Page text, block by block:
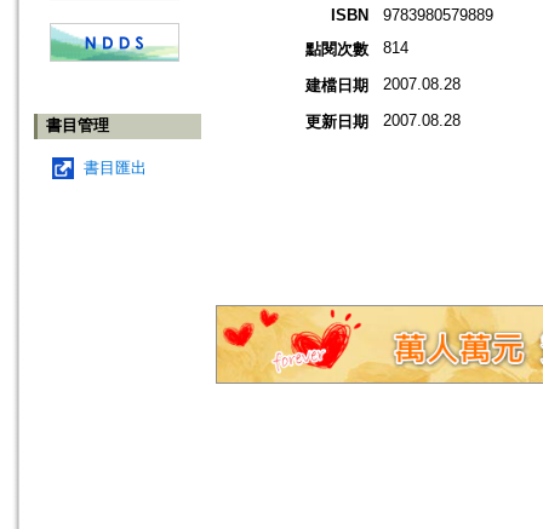
書目管理
書目匯出
ISBN
9783980579889
點閱次數
814
建檔日期 2007.08.28
更新日期 2007.08.28